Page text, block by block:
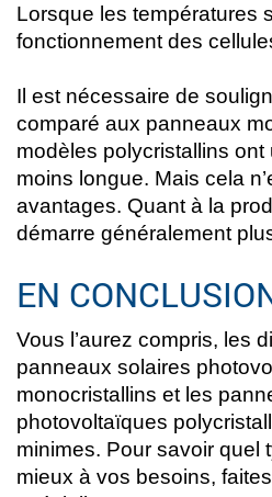
Lorsque les températures
fonctionnement des
Il est nécessaire de
comparé aux panneaux
modèles polycristallins
moins longue. Mais cela
avantages. Quant à la
démarre généralement
EN
Vous l’aurez compris, les
panneaux solaires
monocristallins et les
photovoltaïques
minimes. Pour savoir quel
mieux à vos besoins,